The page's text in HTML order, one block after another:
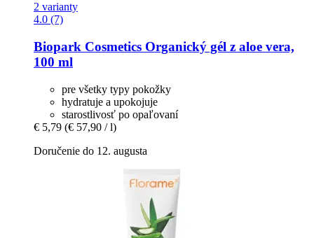
2 varianty
4.0 (7)
Biopark Cosmetics Organický gél z aloe vera,
100 ml
pre všetky typy pokožky
hydratuje a upokojuje
starostlivosť po opaľovaní
€ 5,79 (€ 57,90 / l)
Doručenie do 12. augusta